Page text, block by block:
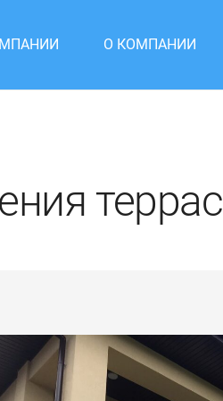
О КОМПАНИИ
террас